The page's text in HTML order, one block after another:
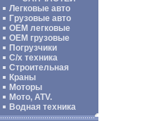
Легковые авто
Грузовые авто
ОЕМ легковые
OEM грузовые
Погрузчики
С/х техника
Строительная
Краны
Моторы
Мото, ATV.
Водная техника